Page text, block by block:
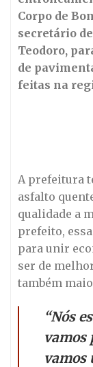
Corpo de
secretário
Teodoro,
de
feitas na
A prefeitura
asfalto
qualidade a
prefeito,
para unir
ser de
também
“Nós
vamos
vamos